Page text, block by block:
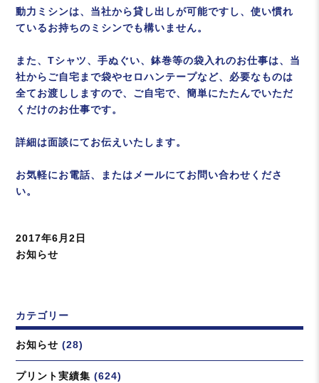
動力ミシンは、当社から貸し出しが可能ですし、使い慣れ
ているお持ちのミシンでも構いません。
また、Tシャツ、手ぬぐい、鉢巻等の袋入れのお仕事は、当
社からご自宅まで袋やセロハンテープなど、必要なものは
全てお渡ししますので、ご自宅で、簡単にたたんでいただ
くだけのお仕事です。
詳細は面談にてお伝えいたします。
お気軽にお電話、またはメールにてお問い合わせくださ
い。
投
稿
2017年6月2日
カ
ー
お知らせ
カテゴリー
お知らせ (28)
プリント実績集 (624)